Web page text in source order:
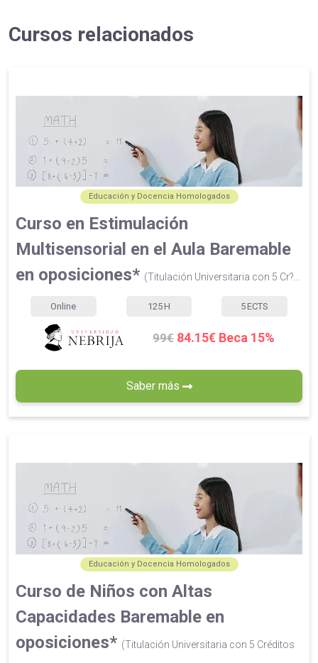
Cursos relacionados
Educación y Docencia Homologados
Curso en Estimulación
Multisensorial en el Aula Baremable
en oposiciones* (Titulación Universitaria con 5 Cr?...
Online 125 H 5 ECTS
99€ 84.15€ Beca 15%
Saber más
Educación y Docencia Homologados
Curso de Niños con Altas
Capacidades Baremable en
oposiciones* (Titulación Universitaria con 5 Créditos